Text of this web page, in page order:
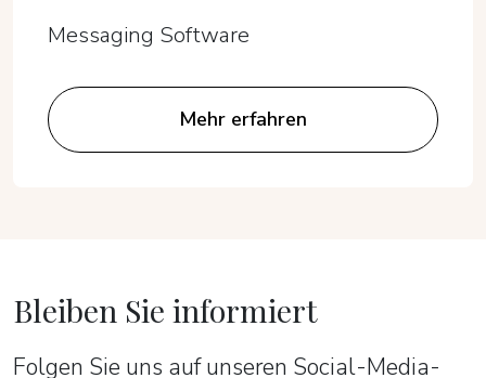
Messaging Software
Mehr erfahren
Bleiben Sie informiert
Folgen Sie uns auf unseren Social-Media-